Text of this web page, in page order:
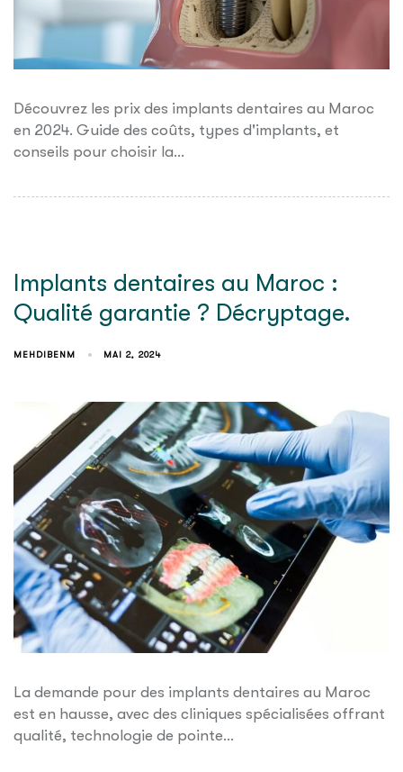
Découvrez les prix des implants dentaires au Maroc
en 2024. Guide des coûts, types d'implants, et
conseils pour choisir la…
Implants dentaires au Maroc :
Qualité garantie ? Décryptage.
MEHDIBENM MAI 2, 2024
La demande pour des implants dentaires au Maroc
est en hausse, avec des cliniques spécialisées offrant
qualité, technologie de pointe…